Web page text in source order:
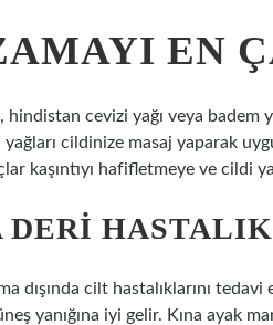
EN
hindistan cevizi yağı veya badem
cildinize masaj yaparak
kaşıntıyı hafifletmeye ve cildi
DERI
dışında cilt hastalıklarını
yanığına iyi gelir. Kına ayak